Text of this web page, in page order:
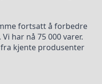
fortsatt å forbedre
har nå 75 000 varer.
kjente produsenter